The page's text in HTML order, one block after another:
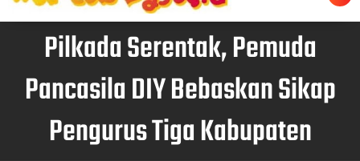
Pilkada Serentak, Pemuda
Pancasila DIY Bebaskan Sikap
Pengurus Tiga Kabupaten